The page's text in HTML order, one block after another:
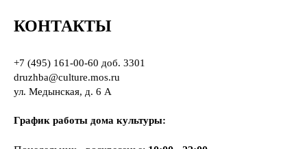
КОНТАКТЫ
+7 (495) 161-00-60 доб. 3301
druzhba@culture.mos.ru
ул. Медынская, д. 6 А
График работы дома культуры: